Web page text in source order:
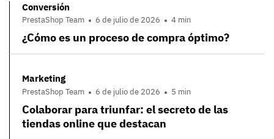
Conversión
PrestaShop Team 6 de julio de 2026 4 min
¿Cómo es un proceso de compra óptimo?
Marketing
PrestaShop Team 6 de julio de 2026 5 min
Colaborar para triunfar: el secreto de las
tiendas online que destacan